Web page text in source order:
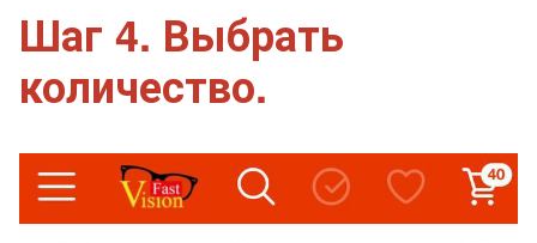
Шаг 4. Выбрать
количество.